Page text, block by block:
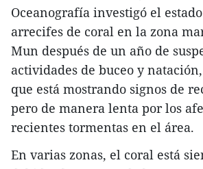
Oceanografía investigó el
arrecifes de coral en la zona
Mun después de un año de
actividades de buceo y
que está mostrando signos de
pero de manera lenta por los
recientes tormentas en el área.
En varias zonas, el coral está